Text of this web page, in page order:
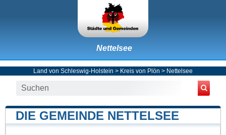
Nettelsee
Land von Schleswig-Holstein > Kreis von Plön > Nettelsee
DIE GEMEINDE NETTELSEE